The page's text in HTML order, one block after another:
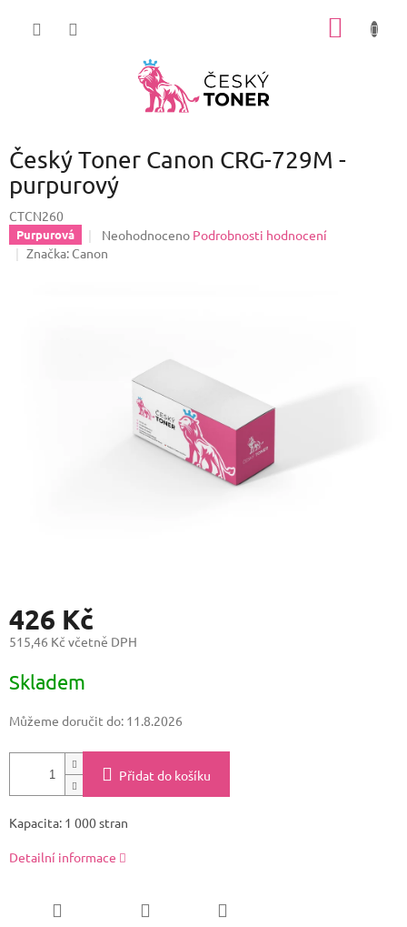
Český Toner Canon CRG-729M -
purpurový
CTCN260
Purpurová
Průměrné
hodnocení
Neohodnoceno Podrobnosti hodnocení
Značka: Canon
426 Kč
515,46 Kč včetně DPH
cena:
Skladem
Můžeme doručit do: 11.8.2026
Přidat do košíku
Kapacita: 1 000 stran
Detailní informace